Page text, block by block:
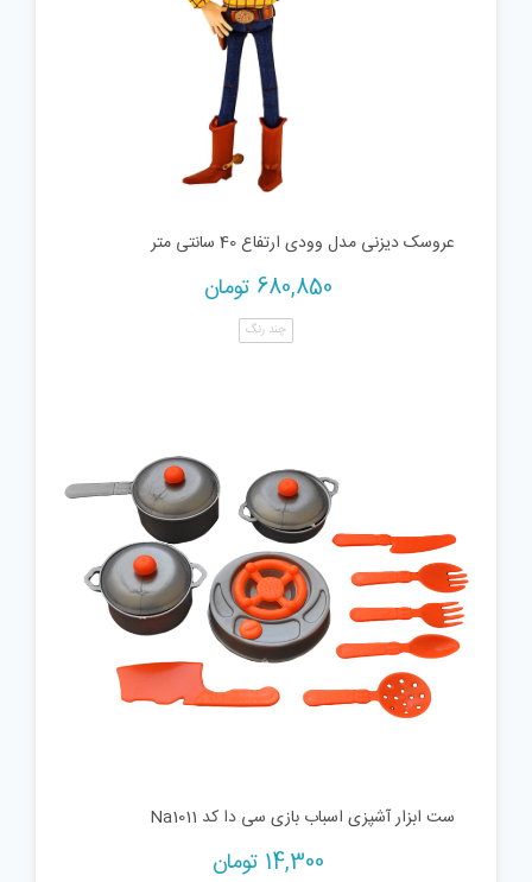
عروسک دیزنی مدل وودی ارتفاع 40 سانتی متر
680,850 تومان
چند رنگ
ست ابزار آشپزی اسباب بازی سی دا کد Na1011
14,300 تومان